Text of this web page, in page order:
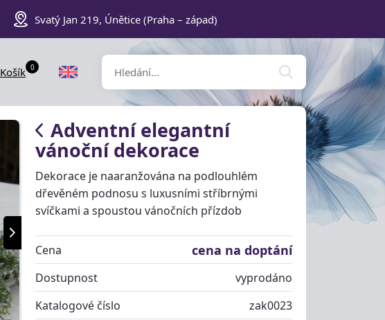
Svatý Jan 219, Únětice (Praha – západ)
Košík 0
Adventní elegantní
vánoční dekorace
Dekorace je naaranžována na podlouhlém
dřevěném podnosu s luxusními stříbrnými
svíčkami a spoustou vánočních přízdob
Cena cena na doptání
Dostupnost
vyprodáno
Katalogové číslo
zak0023